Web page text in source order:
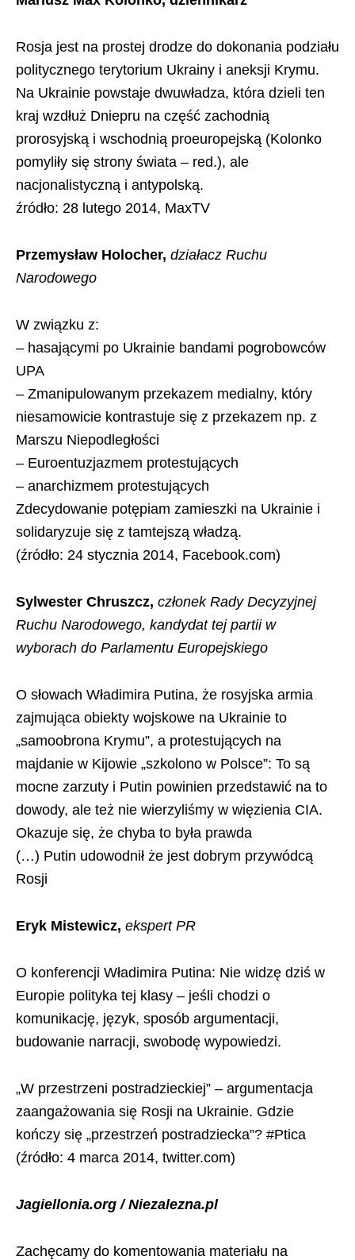
Rosja jest na prostej drodze do dokonania podziału
politycznego terytorium Ukrainy i aneksji Krymu.
Na Ukrainie powstaje dwuwładza, która dzieli ten
kraj wzdłuż Dniepru na część zachodnią
prorosyjską i wschodnią proeuropejską (Kolonko
pomyliły się strony świata – red.), ale
nacjonalistyczną i antypolską.
źródło: 28 lutego 2014, MaxTV
Przemysław Holocher, działacz Ruchu
Narodowego
W związku z:
– hasającymi po Ukrainie bandami pogrobowców
UPA
– Zmanipulowanym przekazem medialny, który
niesamowicie kontrastuje się z przekazem np. z
Marszu Niepodległości
– Euroentuzjazmem protestujących
– anarchizmem protestujących
Zdecydowanie potępiam zamieszki na Ukrainie i
solidaryzuje się z tamtejszą władzą.
(źródło: 24 stycznia 2014, Facebook.com)
Sylwester Chruszcz, członek Rady Decyzyjnej
Ruchu Narodowego, kandydat tej partii w
wyborach do Parlamentu Europejskiego
O słowach Władimira Putina, że rosyjska armia
zajmująca obiekty wojskowe na Ukrainie to
„samoobrona Krymu”, a protestujących na
majdanie w Kijowie „szkolono w Polsce”: To są
mocne zarzuty i Putin powinien przedstawić na to
dowody, ale też nie wierzyliśmy w więzienia CIA.
Okazuje się, że chyba to była prawda
(…) Putin udowodnił że jest dobrym przywódcą
Rosji
Eryk Mistewicz, ekspert PR
O konferencji Władimira Putina: Nie widzę dziś w
Europie polityka tej klasy – jeśli chodzi o
komunikację, język, sposób argumentacji,
budowanie narracji, swobodę wypowiedzi.
„W przestrzeni postradzieckiej” – argumentacja
zaangażowania się Rosji na Ukrainie. Gdzie
kończy się „przestrzeń postradziecka”? #Ptica
(źródło: 4 marca 2014, twitter.com)
Jagiellonia.org / Niezalezna.pl
Zachęcamy do komentowania materiału na